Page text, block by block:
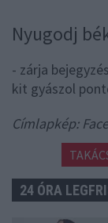
Nyugodj
- zárja
kit gyászol
Címlapkép:
24 ÓRA